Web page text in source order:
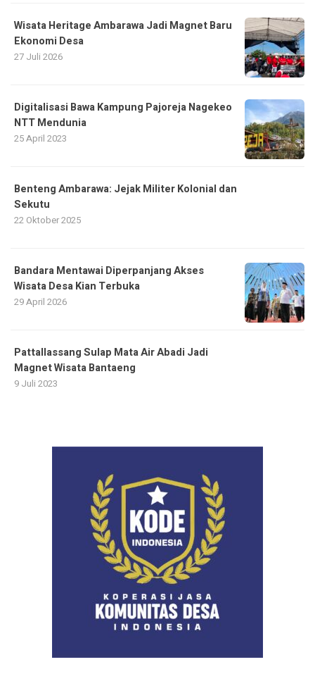
Wisata Heritage Ambarawa Jadi Magnet Baru
Ekonomi Desa
27 Juli 2026
Digitalisasi Bawa Kampung Pajoreja Nagekeo
NTT Mendunia
25 April 2023
Benteng Ambarawa: Jejak Militer Kolonial dan
Sekutu
22 Oktober 2025
Bandara Mentawai Diperpanjang Akses
Wisata Desa Kian Terbuka
29 April 2026
Pattallassang Sulap Mata Air Abadi Jadi
Magnet Wisata Bantaeng
9 Juli 2023